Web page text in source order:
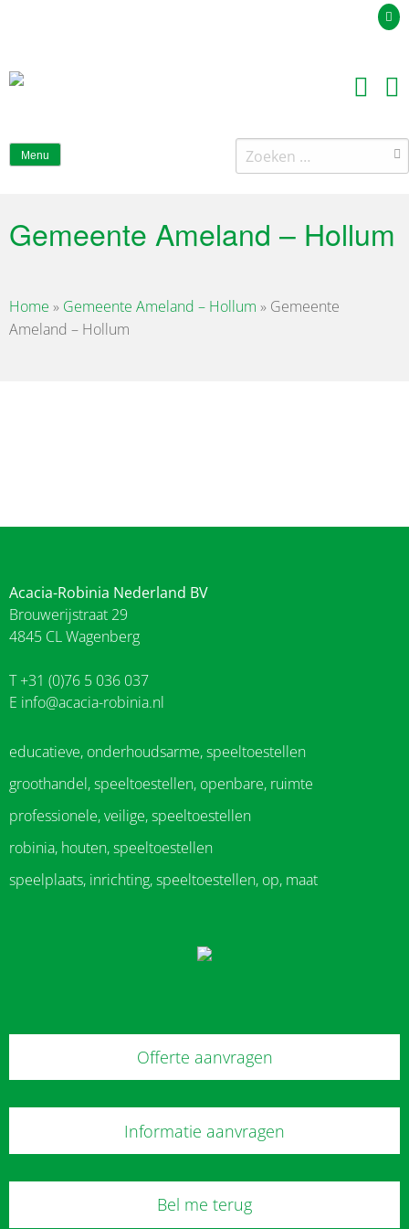
Menu
Zoeken
naar:
Gemeente Ameland – Hollum
Home » Gemeente Ameland – Hollum » Gemeente
Ameland – Hollum
Acacia-Robinia Nederland BV
Brouwerijstraat 29
4845 CL Wagenberg
T +31 (0)76 5 036 037
E info@acacia-robinia.nl
educatieve, onderhoudsarme, speeltoestellen
groothandel, speeltoestellen, openbare, ruimte
professionele, veilige, speeltoestellen
robinia, houten, speeltoestellen
speelplaats, inrichting, speeltoestellen, op, maat
Offerte aanvragen
Informatie aanvragen
Bel me terug